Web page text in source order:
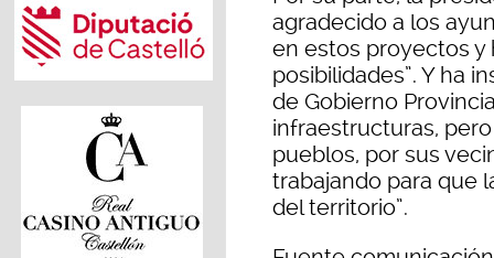
agradecido a los
en estos proyectos y
posibilidades”. Y ha
de Gobierno
infraestructuras,
pueblos, por sus
trabajando para que
del territorio”.